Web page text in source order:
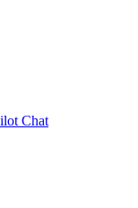
Chat